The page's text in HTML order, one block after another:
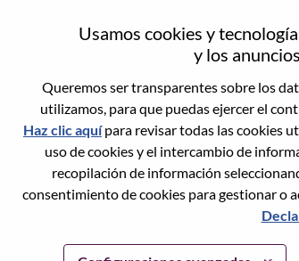
Usamos cookies y
y los
Queremos ser transparentes sobre los
utilizamos, para que puedas ejercer el
Haz clic aquípara revisar todas las cookies
uso de cookies y el intercambio de
recopilación de información
consentimiento de cookies para gestionar o
Lenovo
what we say. We own what we do. We WOW
revenue global technology powerhouse,
of customers every day in 180 markets.
All, Lenovo has built on its success as the
AI-ready, and AI-optimized devices
(server, storage, edge, high performance
solutions, and services. Lenovo’s